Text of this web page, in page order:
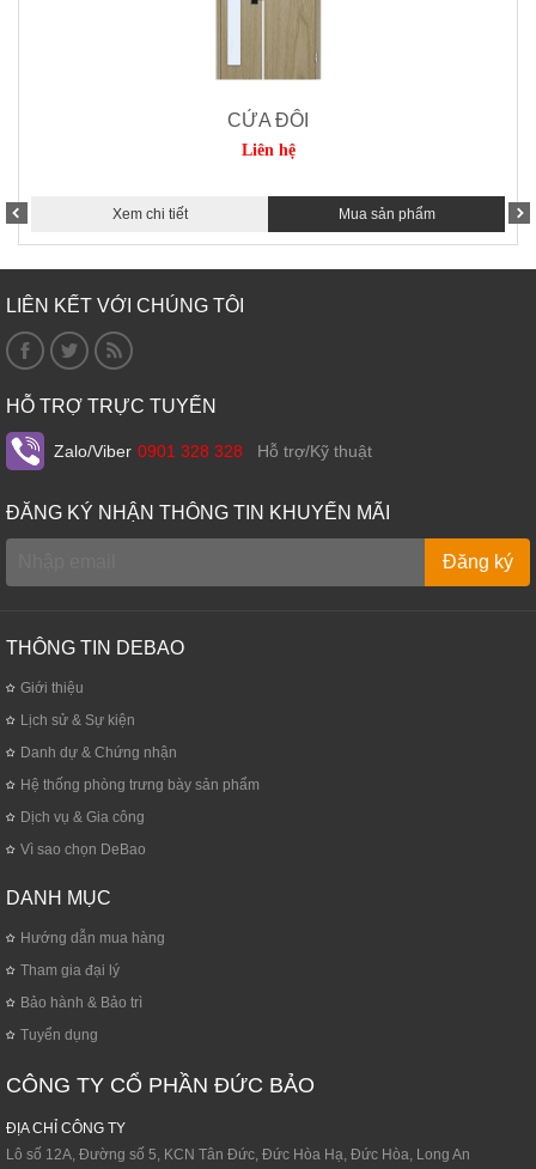
CỬA ĐÔI
Liên hệ
Xem chi tiết Mua sản phẩm
LIÊN KẾT VỚI CHÚNG TÔI
HỖ TRỢ TRỰC TUYẾN
Zalo/Viber 0901 328 328 Hỗ trợ/Kỹ thuật
ĐĂNG KÝ NHẬN THÔNG TIN KHUYẾN MÃI
THÔNG TIN DEBAO
Giới thiệu
Lịch sử & Sự kiện
Danh dự & Chứng nhận
Hệ thống phòng trưng bày sản phẩm
Dịch vụ & Gia công
Vì sao chọn DeBao
DANH MỤC
Hướng dẫn mua hàng
Tham gia đại lý
Bảo hành & Bảo trì
Tuyển dụng
CÔNG TY CỔ PHẦN ĐỨC BẢO
ĐỊA CHỈ CÔNG TY
Lô số 12A, Đường số 5, KCN Tân Đức, Đức Hòa Hạ, Đức Hòa, Long An